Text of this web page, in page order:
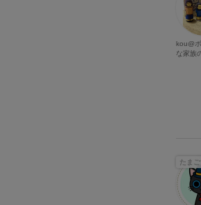
kou@
な家族
たまご